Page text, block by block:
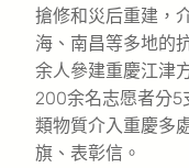
搶修和災后重建，
海、南昌等多地的
余人參建重慶江津
200余名志愿者分5
類物質介入重慶多
旗、表彰信。